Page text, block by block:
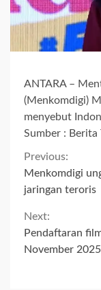
ANTARA –
(Menkomdigi)
menyebut
Sumber : Berita
Reading
Previous:
Menkomdigi
jaringan teroris
Next:
Pendaftaran
November 2025